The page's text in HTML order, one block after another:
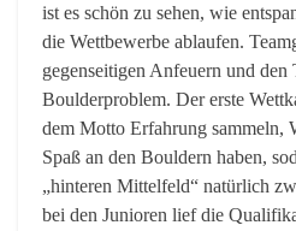
ist es schön zu sehen, wie
die Wettbewerbe ablaufen.
gegenseitigen Anfeuern und
Boulderproblem. Der erste
dem Motto Erfahrung sammeln,
Spaß an den Bouldern haben,
„hinteren Mittelfeld“ natürlich
bei den Junioren lief die